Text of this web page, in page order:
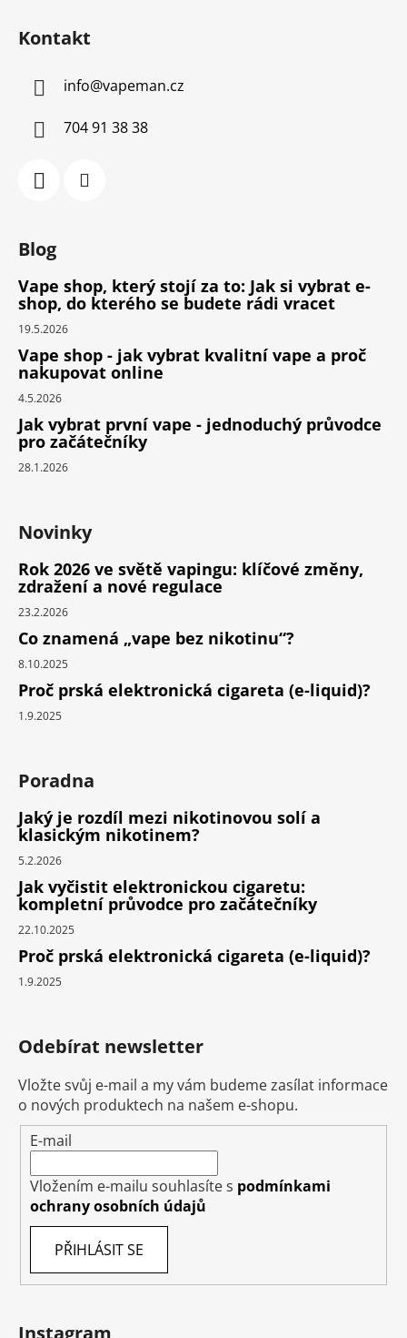
Kontakt
info@vapeman.cz
704 91 38 38
Blog
Vape shop, který stojí za to: Jak si vybrat e-
shop, do kterého se budete rádi vracet
19.5.2026
Vape shop - jak vybrat kvalitní vape a proč
nakupovat online
4.5.2026
Jak vybrat první vape - jednoduchý průvodce
pro začátečníky
28.1.2026
Novinky
Rok 2026 ve světě vapingu: klíčové změny,
zdražení a nové regulace
23.2.2026
Co znamená „vape bez nikotinu“?
8.10.2025
Proč prská elektronická cigareta (e-liquid)?
1.9.2025
Poradna
Jaký je rozdíl mezi nikotinovou solí a
klasickým nikotinem?
5.2.2026
Jak vyčistit elektronickou cigaretu:
kompletní průvodce pro začátečníky
22.10.2025
Proč prská elektronická cigareta (e-liquid)?
1.9.2025
Odebírat newsletter
Vložte svůj e-mail a my vám budeme zasílat informace
o nových produktech na našem e-shopu.
E-mail
Vložením e-mailu souhlasíte s podmínkami
ochrany osobních údajů
PŘIHLÁSIT SE
Instagram